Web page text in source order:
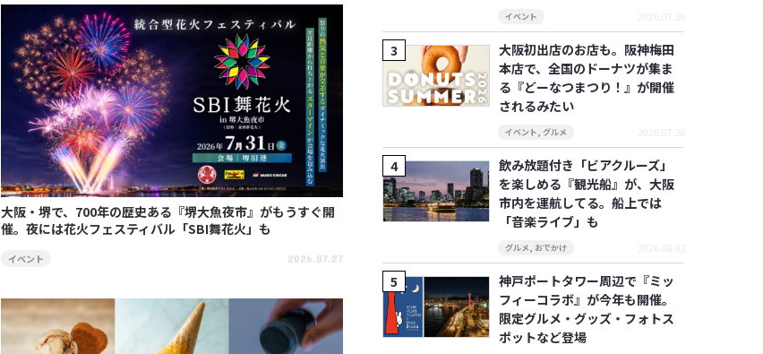
大阪・堺で、700年の歴史ある『堺大魚夜市』がもうすぐ開
催。夜には花火フェスティバル「SBI舞花火」も
イベント 2026.07.27
イベント 2026.07.30
大阪初出店のお店も。阪神梅田
本店で、全国のドーナツが集ま
る『どーなつまつり！』が開催
されるみたい
イベント ,グルメ 2026.07.28
飲み放題付き「ビアクルーズ」
を楽しめる『観光船』が、大阪
市内を運航してる。船上では
「音楽ライブ」も
グルメ おでかけ 2026.08.02
神戸ポートタワー周辺で『ミッ
フィーコラボ』が今年も開催。
限定グルメ・グッズ・フォトス
ポットなど登場